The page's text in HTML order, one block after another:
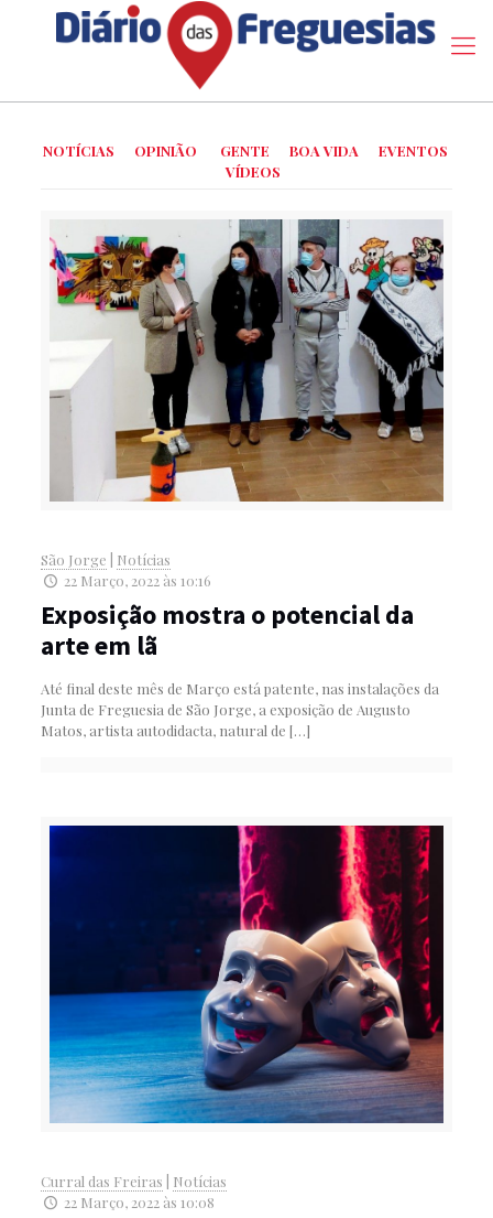
NOTÍCIAS OPINIÃO GENTE BOA VIDA
EVENTOS
VÍDEOS
São Jorge
Notícias
22 Março, 2022 às 10:16
Exposição mostra o potencial da
arte em lã
Até final deste mês de Março está patente, nas instalações da
Junta de Freguesia de São Jorge, a exposição de Augusto
Matos, artista autodidacta, natural de […]
Curral das Freiras
Notícias
22 Março, 2022 às 10:08